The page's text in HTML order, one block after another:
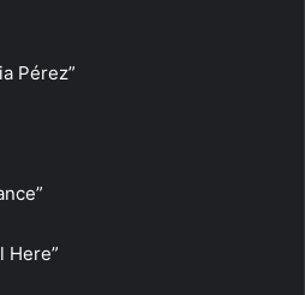
Pérez”
Here”